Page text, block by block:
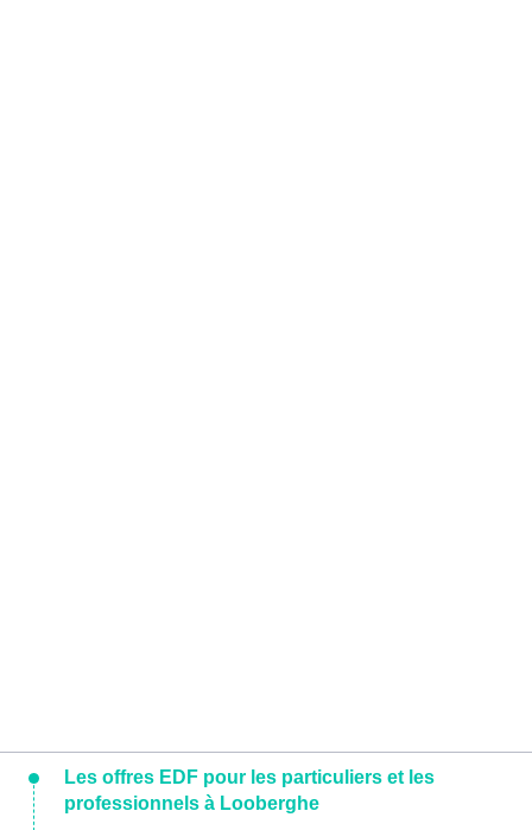
Les offres EDF pour les particuliers et les
professionnels à Looberghe